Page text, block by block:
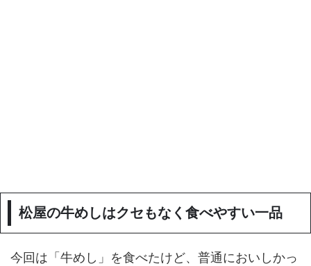
松屋の牛めしはクセもなく食べやすい一品
今回は「牛めし」を食べたけど、普通においしかっ